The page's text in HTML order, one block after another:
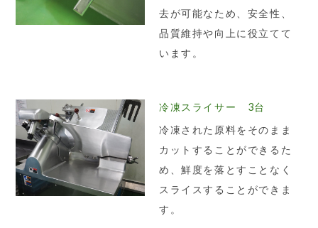
去が可能なため、安全性、
品質維持や向上に役立てて
います。
冷凍スライサー 3台
冷凍された原料をそのまま
カットすることができるた
め、鮮度を落とすことなく
スライスすることができま
す。